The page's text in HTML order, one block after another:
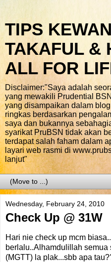
TIPS
TAKAFUL &
ALL FOR
Disclaimer:"Saya adalah
yang mewakili Prudential
yang disampaikan dalam
ringkas berdasarkan
saya dan bukannya
syarikat PruBSN tidak akan
terdapat salah faham dalam
layari web rasmi di
lanjut"
Wednesday, February 24, 2010
Check Up @ 31W
Hari nie check up mcm
berlalu..Alhamdulillah semua
(MGTT) la plak...sbb apa